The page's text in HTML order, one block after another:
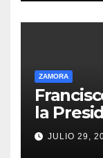
ZAMORA
la
Rotario
para el
JULIO 29,